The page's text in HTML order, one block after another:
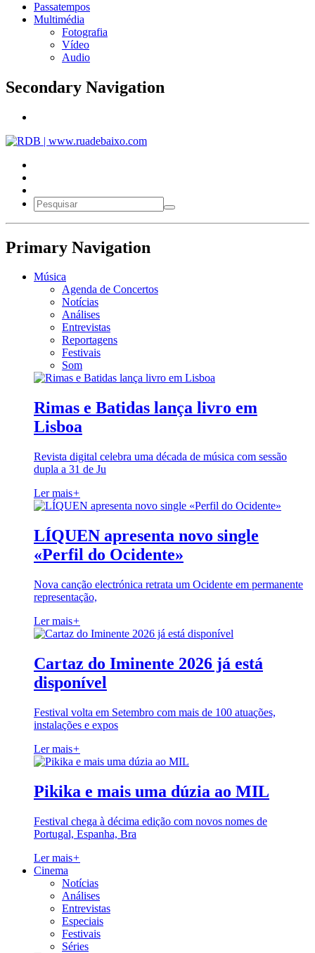
Passatempos
Multimédia
Fotografia
Vídeo
Audio
Secondary Navigation
Primary Navigation
Música
Agenda de Concertos
Notícias
Análises
Entrevistas
Reportagens
Festivais
Som
Rimas e Batidas lança livro em
Lisboa
Revista digital celebra uma década de música com sessão
dupla a 31 de Ju
Ler mais+
LÍQUEN apresenta novo single
«Perfil do Ocidente»
Nova canção electrónica retrata um Ocidente em permanente
representação,
Ler mais+
Cartaz do Iminente 2026 já está
disponível
Festival volta em Setembro com mais de 100 atuações,
instalações e expos
Ler mais+
Pikika e mais uma dúzia ao MIL
Festival chega à décima edição com novos nomes de
Portugal, Espanha, Bra
Ler mais+
Cinema
Notícias
Análises
Entrevistas
Especiais
Festivais
Séries